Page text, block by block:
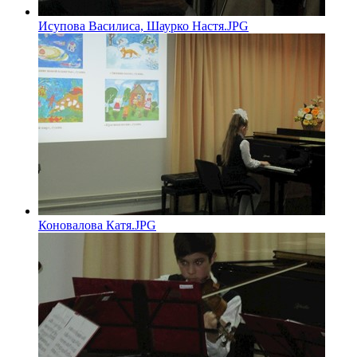
Исупова Василиса, Шаурко Настя.JPG
Коновалова Катя.JPG